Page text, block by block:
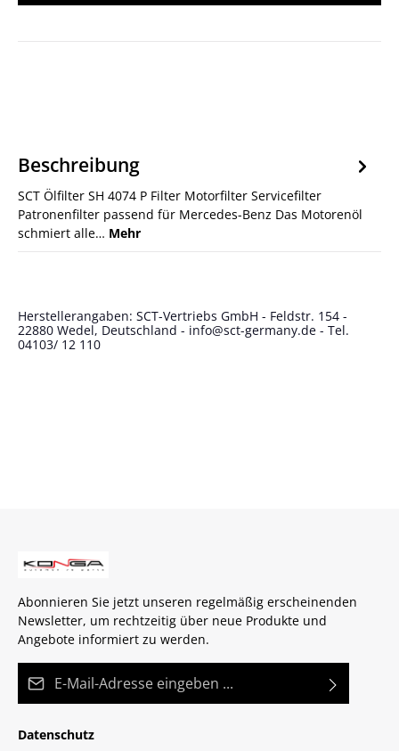
Beschreibung
SCT Ölfilter SH 4074 P Filter Motorfilter Servicefilter
Patronenfilter passend für Mercedes-Benz Das Motorenöl
schmiert alle… Mehr
Herstellerangaben: SCT-Vertriebs GmbH - Feldstr. 154 -
22880 Wedel, Deutschland - info@sct-germany.de - Tel.
04103/ 12 110
Abonnieren Sie jetzt unseren regelmäßig erscheinenden
Newsletter, um rechtzeitig über neue Produkte und
Angebote informiert zu werden.
Datenschutz